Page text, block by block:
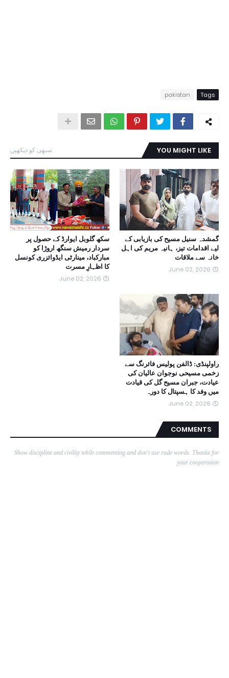
Tags
pakistan
YOU MIGHT LIKE سبھی کو دیکھیں
گمشدہ سنیل مسیح کی بازیابی کے
لیے اقدامات تیز، ہانیہ مریم کی اہل
خانہ سے ملاقات
June 02, 2026
سکھ گلوبل ایوارڈ کے حصول پر
سردار رمیش سنگھ اروڑا کو
مبارکباد، مینارٹی ایڈوائزری کونسل
کا اظہارِ مسرت
June 02, 2026
راولپنڈی: ڈالفن پولیس فائرنگ سے
زخمی مسیحی نوجوان عالیان کی
عیادت، جبران مسیح گل کی قیادت
میں وفد کا ہسپتال کا دورہ
June 02, 2026
COMMENTS
Show discipline and civility while commenting and don't use rude words. Thanks for
your cooperation